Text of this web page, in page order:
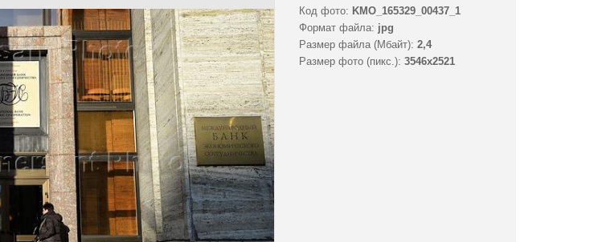
Код фото: KMO_165329_00437_1
Формат файла: jpg
Размер файла (Мбайт): 2,4
Размер фото (пикс.): 3546x2521